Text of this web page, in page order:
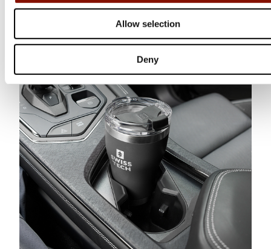
Allow selection
Deny
Online: I lager